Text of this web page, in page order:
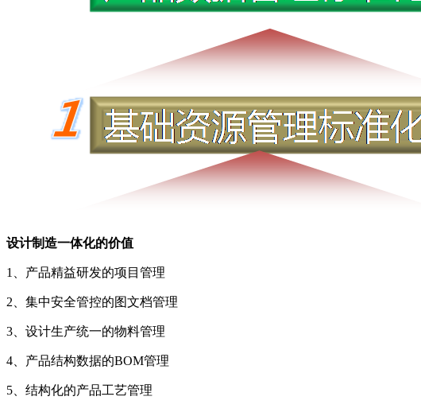
设计制造一体化的价值
1、产品精益研发的项目管理
2、集中安全管控的图文档管理
3、设计生产统一的物料管理
4、产品结构数据的BOM管理
5、结构化的产品工艺管理